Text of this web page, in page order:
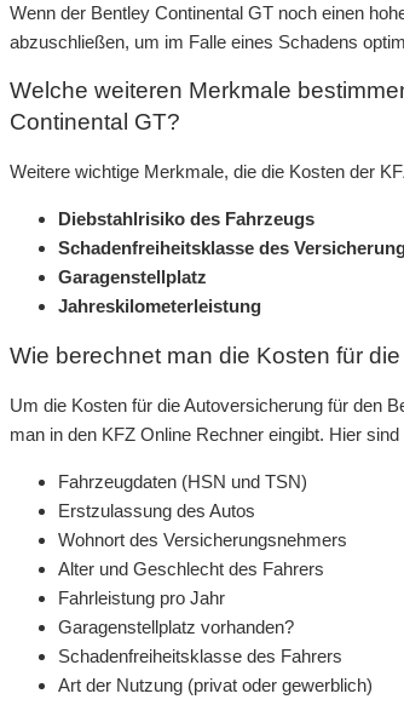
Wenn der Bentley Continental GT noch einen
abzuschließen, um im Falle eines Schadens
Welche weiteren Merkmale
Continental GT?
Weitere wichtige Merkmale, die die Kosten der
Diebstahlrisiko des Fahrzeugs
Schadenfreiheitsklasse des
Garagenstellplatz
Jahreskilometerleistung
Wie berechnet man die Kosten für
Um die Kosten für die Autoversicherung für den
man in den KFZ Online Rechner eingibt. Hier
Fahrzeugdaten (HSN und TSN)
Erstzulassung des Autos
Wohnort des Versicherungsnehmers
Alter und Geschlecht des Fahrers
Fahrleistung pro Jahr
Garagenstellplatz vorhanden?
Schadenfreiheitsklasse des Fahrers
Art der Nutzung (privat oder gewerblich)